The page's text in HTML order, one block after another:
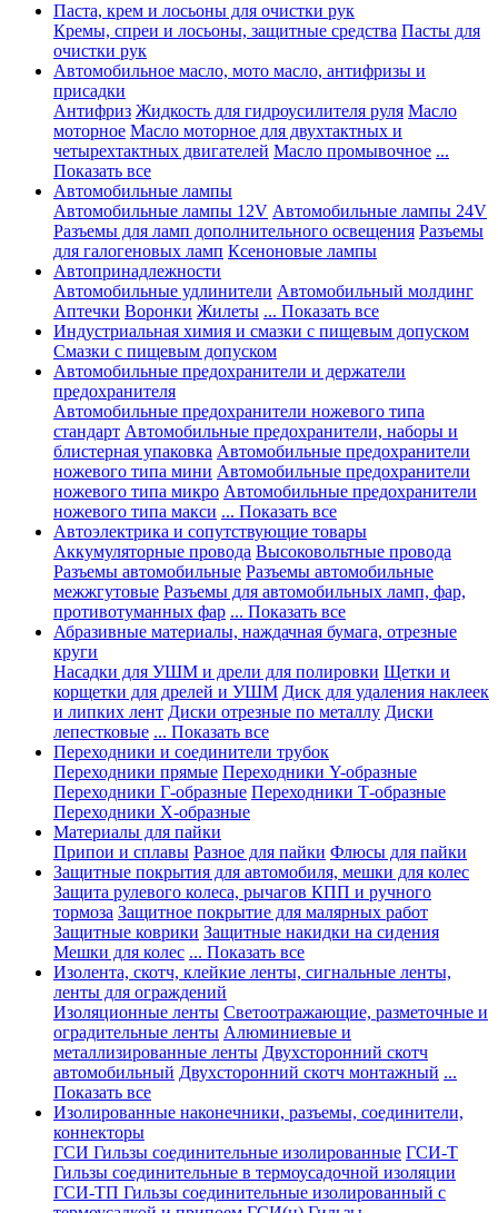
Паста, крем и лосьоны для очистки рук
Кремы, спреи и лосьоны, защитные средства Пасты для
очистки рук
Автомобильное масло, мото масло, антифризы и
присадки
Антифриз Жидкость для гидроусилителя руля Масло
моторное Масло моторное для двухтактных и
четырехтактных двигателей Масло промывочное ...
Показать все
Автомобильные лампы
Автомобильные лампы 12V Автомобильные лампы 24V
Разъемы для ламп дополнительного освещения Разъемы
для галогеновых ламп Ксеноновые лампы
Автопринадлежности
Автомобильные удлинители Автомобильный молдинг
Аптечки Воронки Жилеты ... Показать все
Индустриальная химия и смазки с пищевым допуском
Смазки с пищевым допуском
Автомобильные предохранители и держатели
предохранителя
Автомобильные предохранители ножевого типа
стандарт Автомобильные предохранители, наборы и
блистерная упаковка Автомобильные предохранители
ножевого типа мини Автомобильные предохранители
ножевого типа микро Автомобильные предохранители
ножевого типа макси ... Показать все
Автоэлектрика и сопутствующие товары
Аккумуляторные провода Высоковольтные провода
Разъемы автомобильные Разъемы автомобильные
межжгутовые Разъемы для автомобильных ламп, фар,
противотуманных фар ... Показать все
Абразивные материалы, наждачная бумага, отрезные
круги
Насадки для УШМ и дрели для полировки Щетки и
корщетки для дрелей и УШМ Диск для удаления наклеек
и липких лент Диски отрезные по металлу Диски
лепестковые ... Показать все
Переходники и соединители трубок
Переходники прямые Переходники Y-образные
Переходники Г-образные Переходники Т-образные
Переходники Х-образные
Материалы для пайки
Припои и сплавы Разное для пайки Флюсы для пайки
Защитные покрытия для автомобиля, мешки для колес
Защита рулевого колеса, рычагов КПП и ручного
тормоза Защитное покрытие для малярных работ
Защитные коврики Защитные накидки на сидения
Мешки для колес ... Показать все
Изолента, скотч, клейкие ленты, сигнальные ленты,
ленты для ограждений
Изоляционные ленты Светоотражающие, разметочные и
оградительные ленты Алюминиевые и
металлизированные ленты Двухсторонний скотч
автомобильный Двухсторонний скотч монтажный ...
Показать все
Изолированные наконечники, разъемы, соединители,
коннекторы
ГСИ Гильзы соединительные изолированные ГСИ-Т
Гильзы соединительные в термоусадочной изоляции
ГСИ-ТП Гильзы соединительные изолированный с